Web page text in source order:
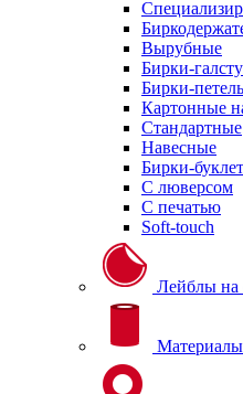
Вырубные
Бирки-
Бирки-
Картонные
Стандартные
Навесные
Бирки-
С люверсом
С печатью
Soft-touch
Лейблы на
Материалы